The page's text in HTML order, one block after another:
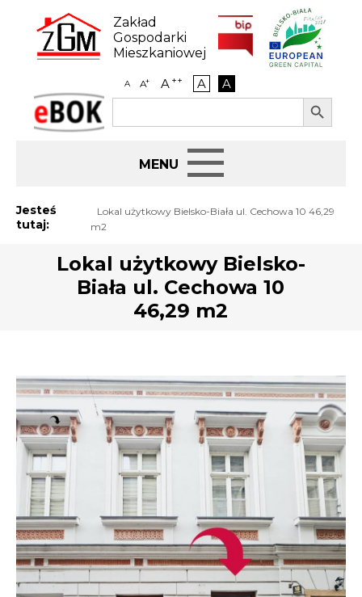
content
Zakład
Gospodarki
Mieszkaniowej
A A+ A++ A A
eBOK
Search
Search Button
Jak załatwić sprawę
Najem i dzierżawa
Działania antysmogowe
Remonty budynków
Zamówienia publiczne
Prawo
Nowości
Jesteś
tutaj:
Lokal użytkowy Bielsko-Biała ul. Cechowa 10 46,29
m2
Lokal użytkowy Bielsko-
Biała ul. Cechowa 10
46,29 m2